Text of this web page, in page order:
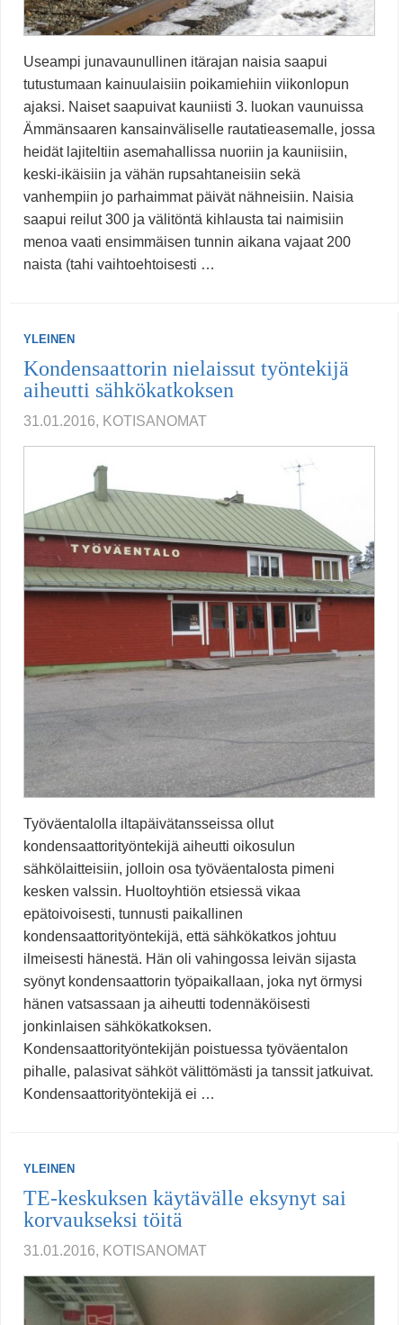
Useampi junavaunullinen itärajan naisia saapui
tutustumaan kainuulaisiin poikamiehiin viikonlopun
ajaksi. Naiset saapuivat kauniisti 3. luokan vaunuissa
Ämmänsaaren kansainväliselle rautatieasemalle, jossa
heidät lajiteltiin asemahallissa nuoriin ja kauniisiin,
keski-ikäisiin ja vähän rupsahtaneisiin sekä
vanhempiin jo parhaimmat päivät nähneisiin. Naisia
saapui reilut 300 ja välitöntä kihlausta tai naimisiin
menoa vaati ensimmäisen tunnin aikana vajaat 200
naista (tahi vaihtoehtoisesti …
YLEINEN
Kondensaattorin nielaissut työntekijä
aiheutti sähkökatkoksen
31.01.2016, KOTISANOMAT
Työväentalolla iltapäivätansseissa ollut
kondensaattorityöntekijä aiheutti oikosulun
sähkölaitteisiin, jolloin osa työväentalosta pimeni
kesken valssin. Huoltoyhtiön etsiessä vikaa
epätoivoisesti, tunnusti paikallinen
kondensaattorityöntekijä, että sähkökatkos johtuu
ilmeisesti hänestä. Hän oli vahingossa leivän sijasta
syönyt kondensaattorin työpaikallaan, joka nyt örmysi
hänen vatsassaan ja aiheutti todennäköisesti
jonkinlaisen sähkökatkoksen.
Kondensaattorityöntekijän poistuessa työväentalon
pihalle, palasivat sähköt välittömästi ja tanssit jatkuivat.
Kondensaattorityöntekijä ei …
YLEINEN
TE-keskuksen käytävälle eksynyt sai
korvaukseksi töitä
31.01.2016, KOTISANOMAT